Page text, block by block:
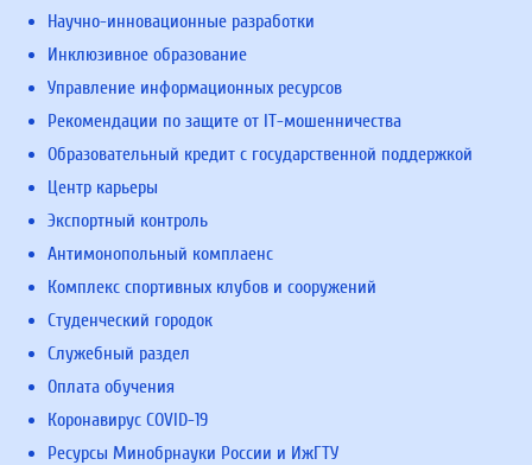
Научно-инновационные разработки
Инклюзивное образование
Управление информационных ресурсов
Рекомендации по защите от IT-мошенничества
Образовательный кредит с государственной поддержкой
Центр карьеры
Экспортный контроль
Антимонопольный комплаенс
Комплекс спортивных клубов и сооружений
Студенческий городок
Служебный раздел
Оплата обучения
Коронавирус COVID-19
Ресурсы Минобрнауки России и ИжГТУ